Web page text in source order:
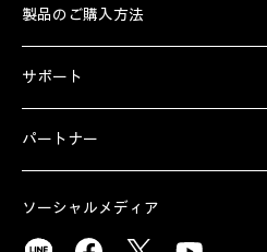
製品のご購入方法
サポート
パートナー
ソーシャルメディア